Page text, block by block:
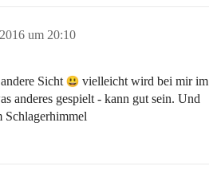
um 20:10
Sicht
vielleicht wird bei mir im
anderes gespielt - kann gut sein. Und
Schlagerhimmel